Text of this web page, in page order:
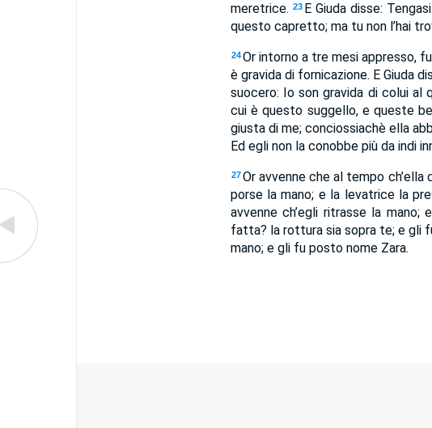
meretrice. 23 E Giuda disse:
questo capretto; ma tu non l’hai
24 Or intorno a tre mesi appresso,
è gravida di fornicazione. E Giuda
suocero: Io son gravida di colui al
cui è questo suggello, e queste
giusta di me; conciossiachè ella
Ed egli non la conobbe più da indi
27 Or avvenne che al tempo
porse la mano; e la levatrice la
avvenne ch’egli ritrasse la
fatta? la rottura sia sopra te; e gli
mano; e gli fu posto nome Zara.